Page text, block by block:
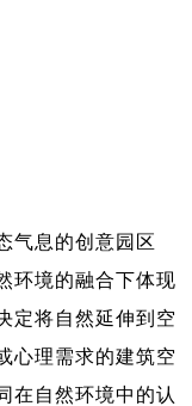
气息的创意园区
环境的融合下体现
定将自然延伸到空
心理需求的建筑空
在自然环境中的认